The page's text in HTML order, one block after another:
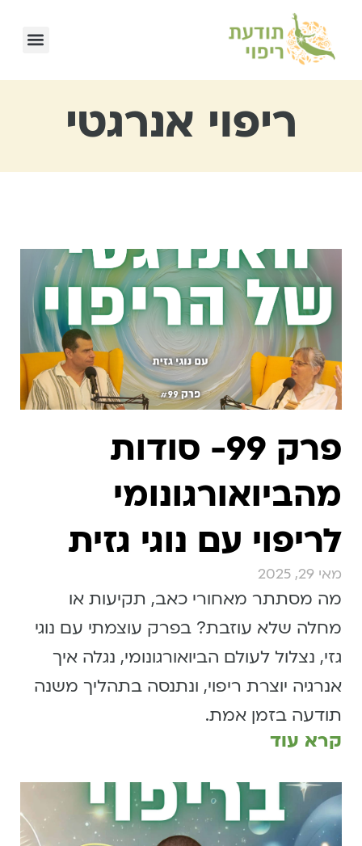
ריפוי אנרגטי
פרק 99- סודות
מהביואורגונומי
לריפוי עם נוגי גזית
מאי 29, 2025
מה מסתתר מאחורי כאב, תקיעות או
מחלה שלא עוזבת? בפרק עוצמתי עם נוגי
גזי, נצלול לעולם הביואורגונומי, נגלה איך
אנרגיה יוצרת ריפוי, ונתנסה בתהליך משנה
תודעה בזמן אמת.
קרא עוד